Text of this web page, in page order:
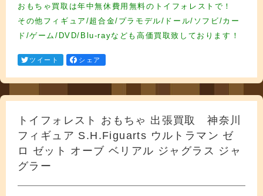
おもちゃ買取は年中無休費用無料のトイフォレストで！
その他フィギュア/超合金/プラモデル/ドール/ソフビ/カー
ド/ゲーム/DVD/Blu-rayなども高価買取致しております！
ツイート シェア
トイフォレスト おもちゃ 出張買取 神奈川
フィギュア S.H.Figuarts ウルトラマン ゼ
ロ ゼット オーブ ベリアル ジャグラス ジャ
グラー